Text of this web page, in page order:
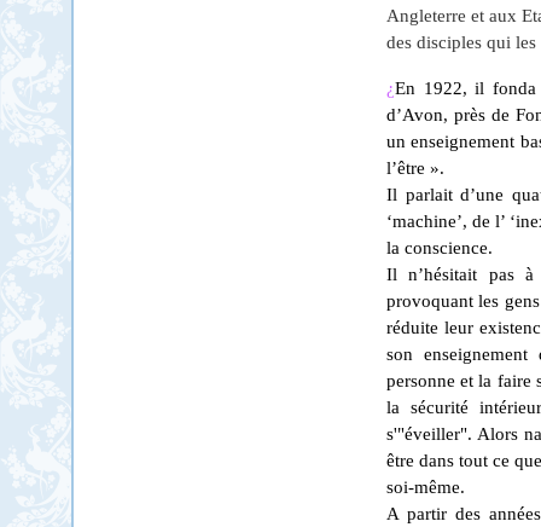
Angleterre et aux
des disciples qui
¿En 1922, il
d’Avon, près de
un enseignement
l’être ».
Il parlait d’une
‘machine’, de l’
la conscience.
Il n’hésitait pas
provoquant les
réduite leur
son
personne et la faire
la sécurité
s'"éveiller". Alors
être dans tout ce
soi-même.
A partir des